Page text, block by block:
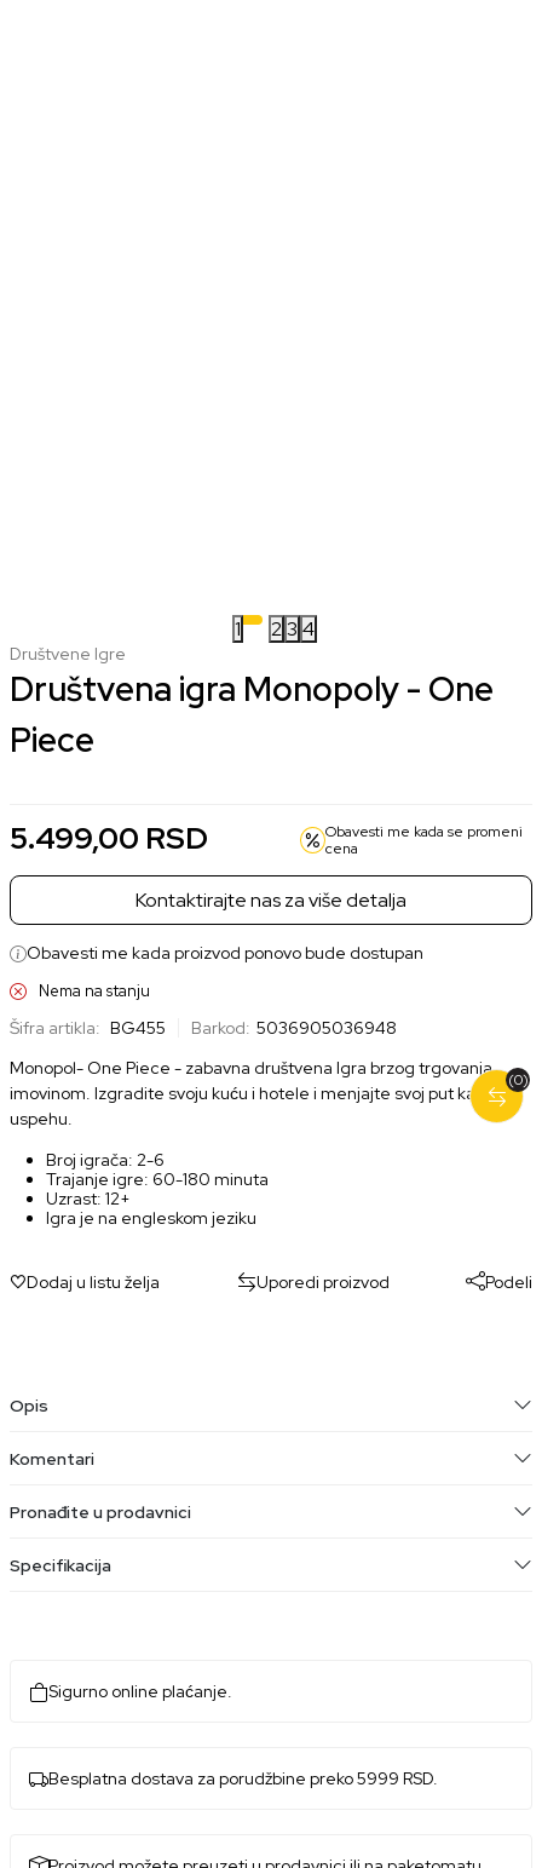
1 23 4
Društvene Igre
Društvena igra Monopoly - One
Piece
5.499,00 RSD
Obavesti me kada se promeni
cena
Kontaktirajte nas za više detalja
Obavesti me kada proizvod ponovo bude dostupan
Nema na stanju
Šifra artikla: BG455 Barkod: 5036905036948
Monopol- One Piece - zabavna društvena Igra brzog trgovanja
imovinom. Izgradite svoju kuću i hotele i menjajte svoj put ka
uspehu.
Broj igrača: 2-6
Trajanje igre: 60-180 minuta
Uzrast: 12+
Igra je na engleskom jeziku
Dodaj u listu želja Uporedi proizvod Podeli
(0)
Opis
Komentari
Pronađite u prodavnici
Specifikacija
Sigurno online plaćanje.
Besplatna dostava za porudžbine preko 5999 RSD.